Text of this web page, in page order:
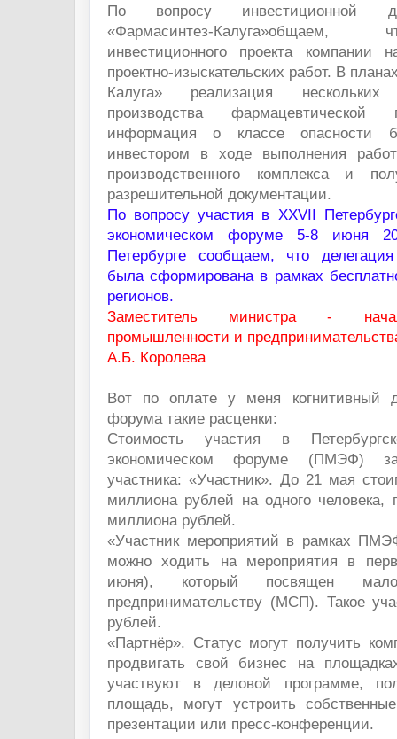
По вопросу инвестиционной
«Фармасинтез-
инвестиционного проекта компании
проектно-изыскательских работ. В
Калуга» реализация
производства фармацевтической
информация о классе опасности
инвестором в ходе выполнения
производственного комплекса и
разрешительной документации.
По вопросу участия в XXVII
экономическом форуме 5-8 июня
Петербурге сообщаем, что
была сформирована в рамках
регионов.
Заместитель министра -
промышленности и
А.Б. Королева
Вот по оплате у меня когнитивный
форума такие расценки:
Стоимость участия в
экономическом форуме (ПМЭФ)
участника: «Участник». До 21 мая
миллиона рублей на одного
миллиона рублей.
«Участник мероприятий в рамках
можно ходить на мероприятия в
июня), который посвящен
предпринимательству (МСП). Такое
рублей.
«Партнёр». Статус могут получить
продвигать свой бизнес на
участвуют в деловой программе,
площадь, могут устроить
презентации или пресс-конференции.